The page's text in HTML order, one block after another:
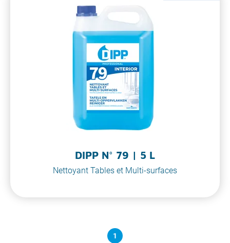
DIPP N° 79 | 5 L
Nettoyant Tables et Multi-surfaces
1